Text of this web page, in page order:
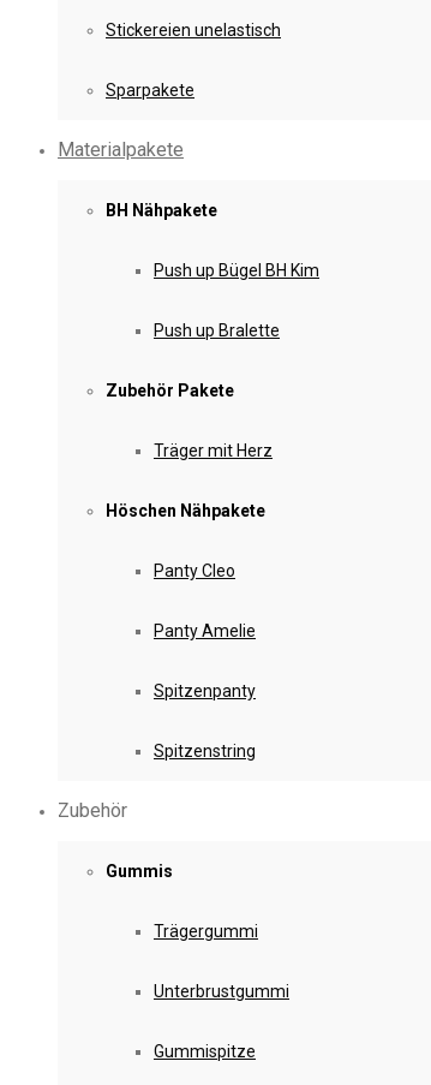
Stickereien unelastisch
Sparpakete
Materialpakete
BH Nähpakete
Push up Bügel BH Kim
Push up Bralette
Zubehör Pakete
Träger mit Herz
Höschen Nähpakete
Panty Cleo
Panty Amelie
Spitzenpanty
Spitzenstring
Zubehör
Gummis
Trägergummi
Unterbrustgummi
Gummispitze